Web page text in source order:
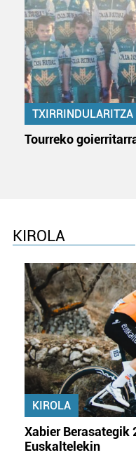
TXIRRINDULARITZA
Tourreko
KIROLA
KIROLA
Xabier Berasategik
Euskaltelekin